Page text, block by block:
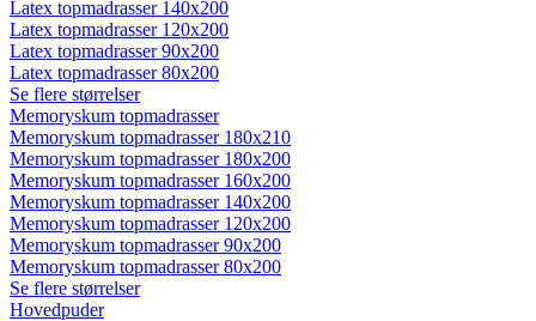
Latex topmadrasser 140x200
Latex topmadrasser 120x200
Latex topmadrasser 90x200
Latex topmadrasser 80x200
Se flere størrelser
Memoryskum topmadrasser
Memoryskum topmadrasser 180x210
Memoryskum topmadrasser 180x200
Memoryskum topmadrasser 160x200
Memoryskum topmadrasser 140x200
Memoryskum topmadrasser 120x200
Memoryskum topmadrasser 90x200
Memoryskum topmadrasser 80x200
Se flere størrelser
Hovedpuder